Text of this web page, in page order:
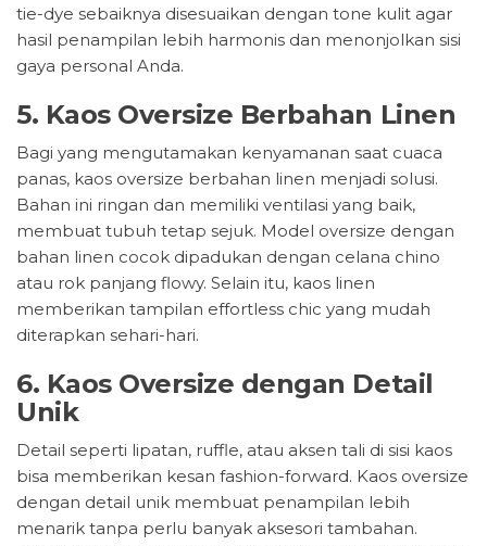
tie-dye sebaiknya disesuaikan dengan tone kulit agar
hasil penampilan lebih harmonis dan menonjolkan sisi
gaya personal Anda.
5. Kaos Oversize Berbahan Linen
Bagi yang mengutamakan kenyamanan saat cuaca
panas, kaos oversize berbahan linen menjadi solusi.
Bahan ini ringan dan memiliki ventilasi yang baik,
membuat tubuh tetap sejuk. Model oversize dengan
bahan linen cocok dipadukan dengan celana chino
atau rok panjang flowy. Selain itu, kaos linen
memberikan tampilan effortless chic yang mudah
diterapkan sehari-hari.
6. Kaos Oversize dengan Detail
Unik
Detail seperti lipatan, ruffle, atau aksen tali di sisi kaos
bisa memberikan kesan fashion-forward. Kaos oversize
dengan detail unik membuat penampilan lebih
menarik tanpa perlu banyak aksesori tambahan.